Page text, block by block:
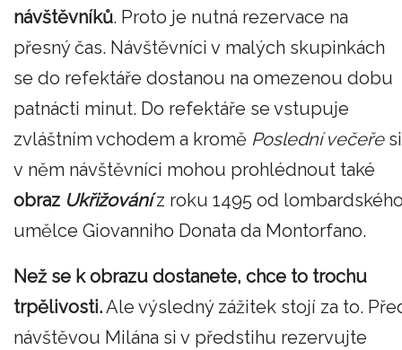
návštěvníků. Proto je nutná rezervace na
přesný čas. Návštěvníci v malých skupinkách
se do refektáře dostanou na omezenou dobu
patnácti minut. Do refektáře se vstupuje
zvláštním vchodem a kromě Poslední večeřesi
v něm návštěvníci mohou prohlédnout také
obraz Ukřižováníz roku 1495 od
umělce Giovanniho Donata da Montorfano.
Než se k obrazu dostanete, chce to trochu
trpělivosti.Ale výsledný zážitek stojí za to.
návštěvou Milána si v předstihu rezervujte